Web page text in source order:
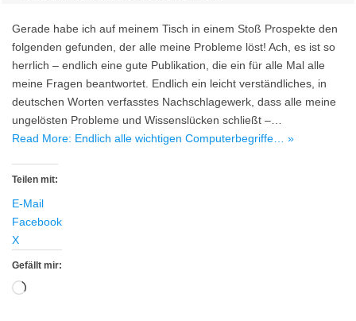
Gerade habe ich auf meinem Tisch in einem Stoß Prospekte den
folgenden gefunden, der alle meine Probleme löst! Ach, es ist so
herrlich – endlich eine gute Publikation, die ein für alle Mal alle
meine Fragen beantwortet. Endlich ein leicht verständliches, in
deutschen Worten verfasstes Nachschlagewerk, dass alle meine
ungelösten Probleme und Wissenslücken schließt –…
Read More: Endlich alle wichtigen Computerbegriffe… »
Teilen mit:
E-Mail
Facebook
X
Gefällt mir:
Wird